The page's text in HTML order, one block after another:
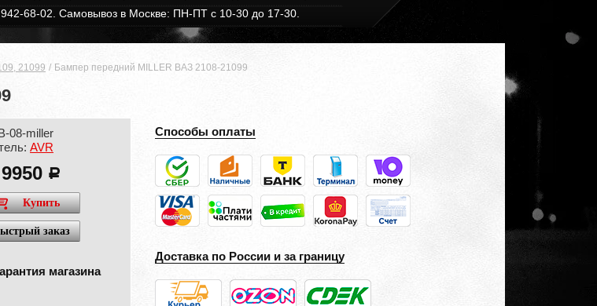
68-02. Самовывоз в Москве: ПН-ПТ с 10-30 до 17-30.
21099 Бампер передний MILLER ВАЗ 2108-21099
08-miller
AVR
9950 a
Купить
заказ
магазина
Способы оплаты
Доставка по России и за границу